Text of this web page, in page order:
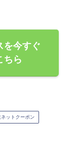
を今すぐ
ちら
ットクーポン